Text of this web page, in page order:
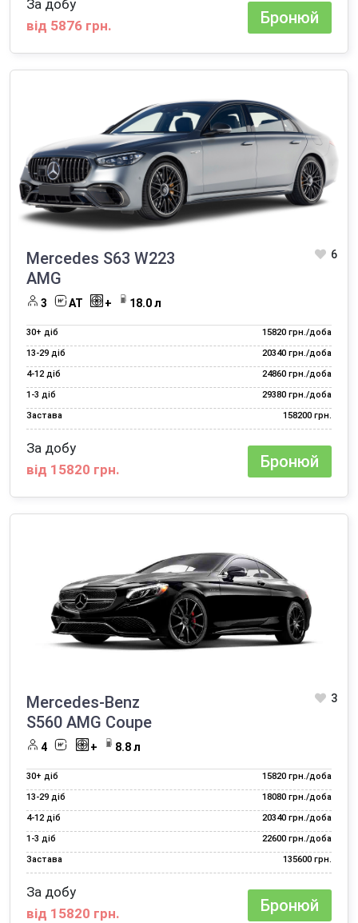
За добу
від 5876 грн.
Бронюй
Mercedes S63 W223
AMG
6
3 АТ + 18.0 л
30+ діб
15820 грн./доба
13‑29 діб
20340 грн./доба
4‑12 діб
24860 грн./доба
1‑3 діб
29380 грн./доба
Застава
158200 грн.
За добу
від 15820 грн.
Бронюй
Mercedes-Benz
S560 AMG Coupe
3
4 + 8.8 л
30+ діб
15820 грн./доба
13‑29 діб
18080 грн./доба
4‑12 діб
20340 грн./доба
1‑3 діб
22600 грн./доба
Застава
135600 грн.
За добу
від 15820 грн.
Бронюй